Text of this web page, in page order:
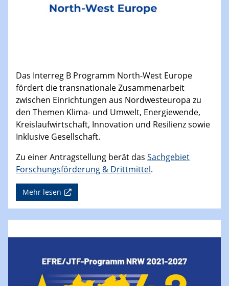
Das Interreg B Programm North-West Europe
fördert die transnationale Zusammenarbeit
zwischen Einrichtungen aus Nordwesteuropa zu
den Themen Klima- und Umwelt, Energiewende,
Kreislaufwirtschaft, Innovation und Resilienz sowie
Inklusive Gesellschaft.
Zu einer Antragstellung berät das Sachgebiet
Forschungsförderung & Drittmittel.
Mehr lesen